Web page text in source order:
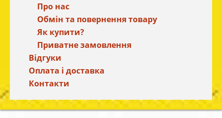
Про нас
Обмін та повернення товару
Як купити?
Приватне замовлення
Відгуки
Оплата і доставка
Контакти